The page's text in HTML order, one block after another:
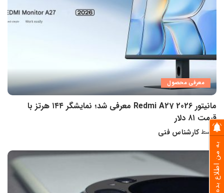
معرفی محصول
مانیتور Redmi A27 2026 معرفی شد؛ نمایشگر ۱۴۴ هرتز با
قیمت ۸۱ دلار
ارسال
شده
توسط
توسطکارشناس فنی
به من اطلاع بده